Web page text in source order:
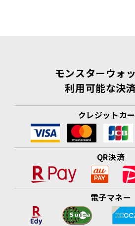
モンスターウォ
利用可能な決
クレジットカ
QR決済
電子マネー